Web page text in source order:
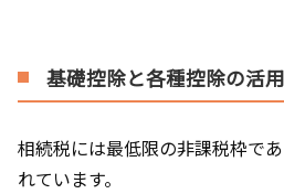
基礎控除と各種控除の活用
相続税には最低限の非課税枠で
れています。